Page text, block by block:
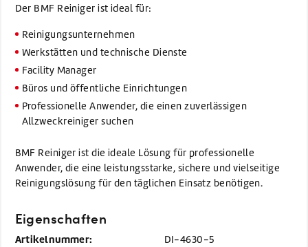
Der BMF Reiniger ist ideal für:
Reinigungsunternehmen
Werkstätten und technische Dienste
Facility Manager
Büros und öffentliche Einrichtungen
Professionelle Anwender, die einen zuverlässigen
Allzweckreiniger suchen
BMF Reiniger ist die ideale Lösung für professionelle
Anwender, die eine leistungsstarke, sichere und vielseitige
Reinigungslösung für den täglichen Einsatz benötigen.
Eigenschaften
Artikelnummer: DI-4630-5